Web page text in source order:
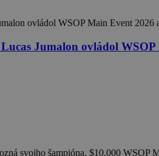
Jumalon ovládol
svojho šampióna. $10.000